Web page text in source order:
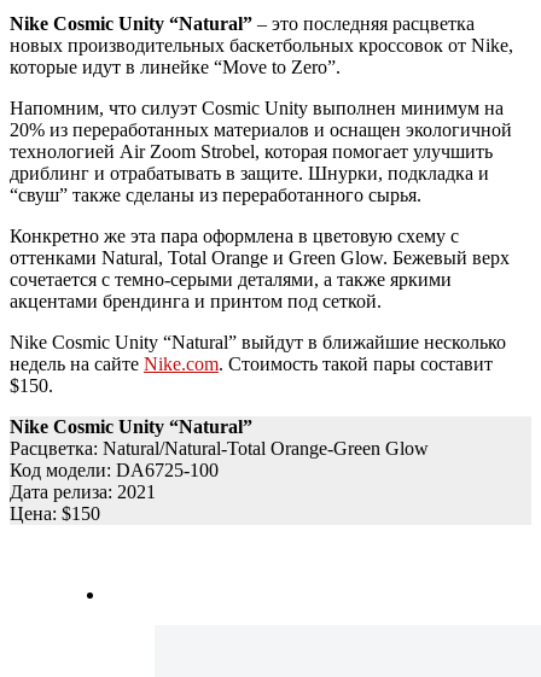
Nike Cosmic Unity “Natural” – это последняя расцветка
новых производительных баскетбольных кроссовок от Nike,
которые идут в линейке “Move to Zero”.
Напомним, что силуэт Cosmic Unity выполнен минимум на
20% из переработанных материалов и оснащен экологичной
технологией Air Zoom Strobel, которая помогает улучшить
дриблинг и отрабатывать в защите. Шнурки, подкладка и
“свуш” также сделаны из переработанного сырья.
Конкретно же эта пара оформлена в цветовую схему с
оттенками Natural, Total Orange и Green Glow. Бежевый верх
сочетается с темно-серыми деталями, а также яркими
акцентами брендинга и принтом под сеткой.
Nike Cosmic Unity “Natural” выйдут в ближайшие несколько
недель на сайте Nike.com. Стоимость такой пары составит
$150.
Nike Cosmic Unity “Natural”
Расцветка: Natural/Natural-Total Orange-Green Glow
Код модели: DA6725-100
Дата релиза: 2021
Цена: $150